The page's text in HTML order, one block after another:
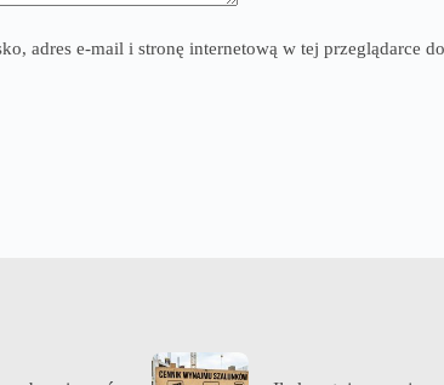
adres e-mail i stronę internetową w tej przeglądarce